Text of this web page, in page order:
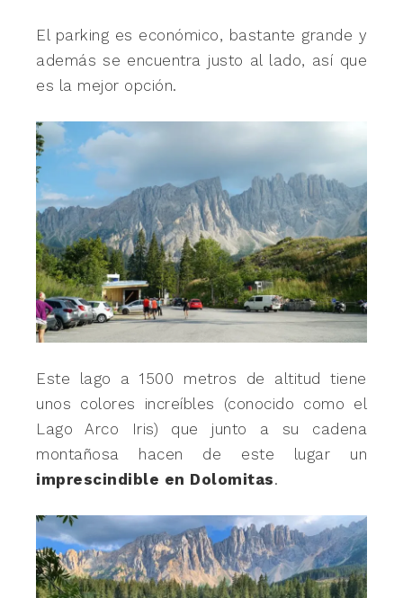
El parking es económico, bastante grande y
además se encuentra justo al lado, así que
es la mejor opción.
Este lago a 1500 metros de altitud tiene
unos colores increíbles (conocido como el
Lago Arco Iris) que junto a su cadena
montañosa hacen de este lugar un
imprescindible en Dolomitas.